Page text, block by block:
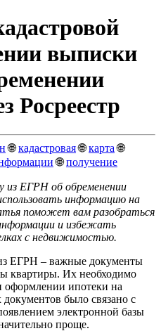
выписки
Росреестр
🌐кадастровая🌐карта🌐
🌐получение
из ЕГРН об обременении
информацию на
поможет вам разобраться
и избежать
с недвижимостью.
ЕГРН – важные документы
квартиры. Их необходимо
оформлении ипотеки на
было связано с
электронной базы
проще.